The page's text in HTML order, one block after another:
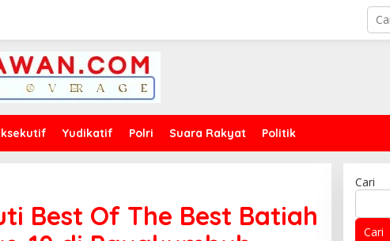
Yudikatif Polri Suara Rakyat Politik
Best Of The Best Batiah
Cari
Cari